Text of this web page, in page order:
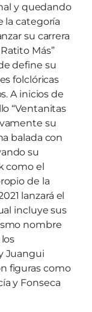
y quedando
la categoría
su carrera
Más”
define su
folclóricas
A inicios de
“Ventanitas
su
balada con
su
como el
de la
lanzará el
incluye sus
nombre
Juangui
figuras como
y Fonseca